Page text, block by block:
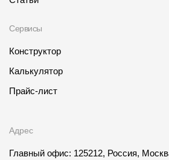
Статьи
Сервисы
Сервисы
Конструктор
Калькулятор
Прайс-лист
Адрес
Главный офис: 125212, Россия,